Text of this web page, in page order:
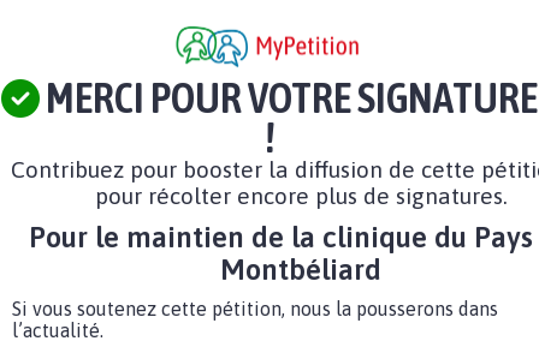
MERCI POUR VOTRE SIGNATURE
!
Contribuez pour booster la diffusion de cette
pour récolter encore plus de signatures.
Pour le maintien de la clinique du Pays
Montbéliard
Si vous soutenez cette pétition, nous la pousserons dans
l’actualité.